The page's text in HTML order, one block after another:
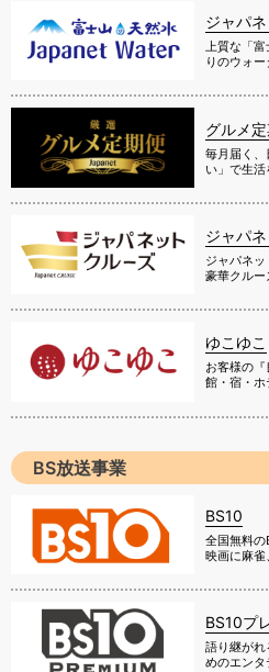
ジャパ
上質な「
りのウォ
グルメ
毎月届く、
い」で生活
ジャパ
ジャパネ
豪華クルー
ゆこゆこ
お客様の
館・宿・ホ
BS放送事業
BS10
全国無料の
映画に麻雀
BS10プ
語り継が
めのエン